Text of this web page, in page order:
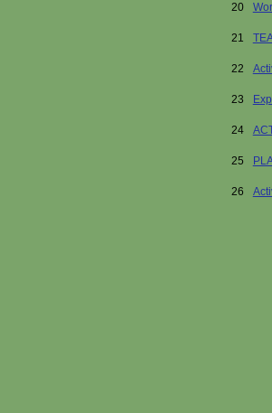
20
21
22
23
24
25
26